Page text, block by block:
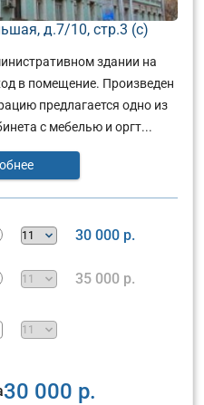
д.7/10, стр.3 (с)
здании на
в помещение. Произведен
предлагается одно из
с мебелью и оргт...
30 000 р.
35 000 р.
30 000 р.